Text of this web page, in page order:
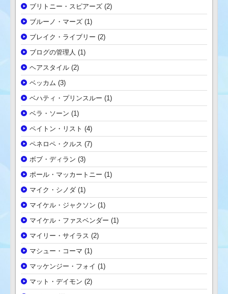
ブリトニー・スピアーズ (2)
ブルーノ・マーズ (1)
ブレイク・ライブリー (2)
ブログの管理人 (1)
ヘアスタイル (2)
ベッカム (3)
ベハティ・プリンスルー (1)
ベラ・ソーン (1)
ペイトン・リスト (4)
ペネロペ・クルス (7)
ボブ・ディラン (3)
ポール・マッカートニー (1)
マイク・シノダ (1)
マイケル・ジャクソン (1)
マイケル・ファスベンダー (1)
マイリー・サイラス (2)
マシュー・コーマ (1)
マッケンジー・フォイ (1)
マット・デイモン (2)